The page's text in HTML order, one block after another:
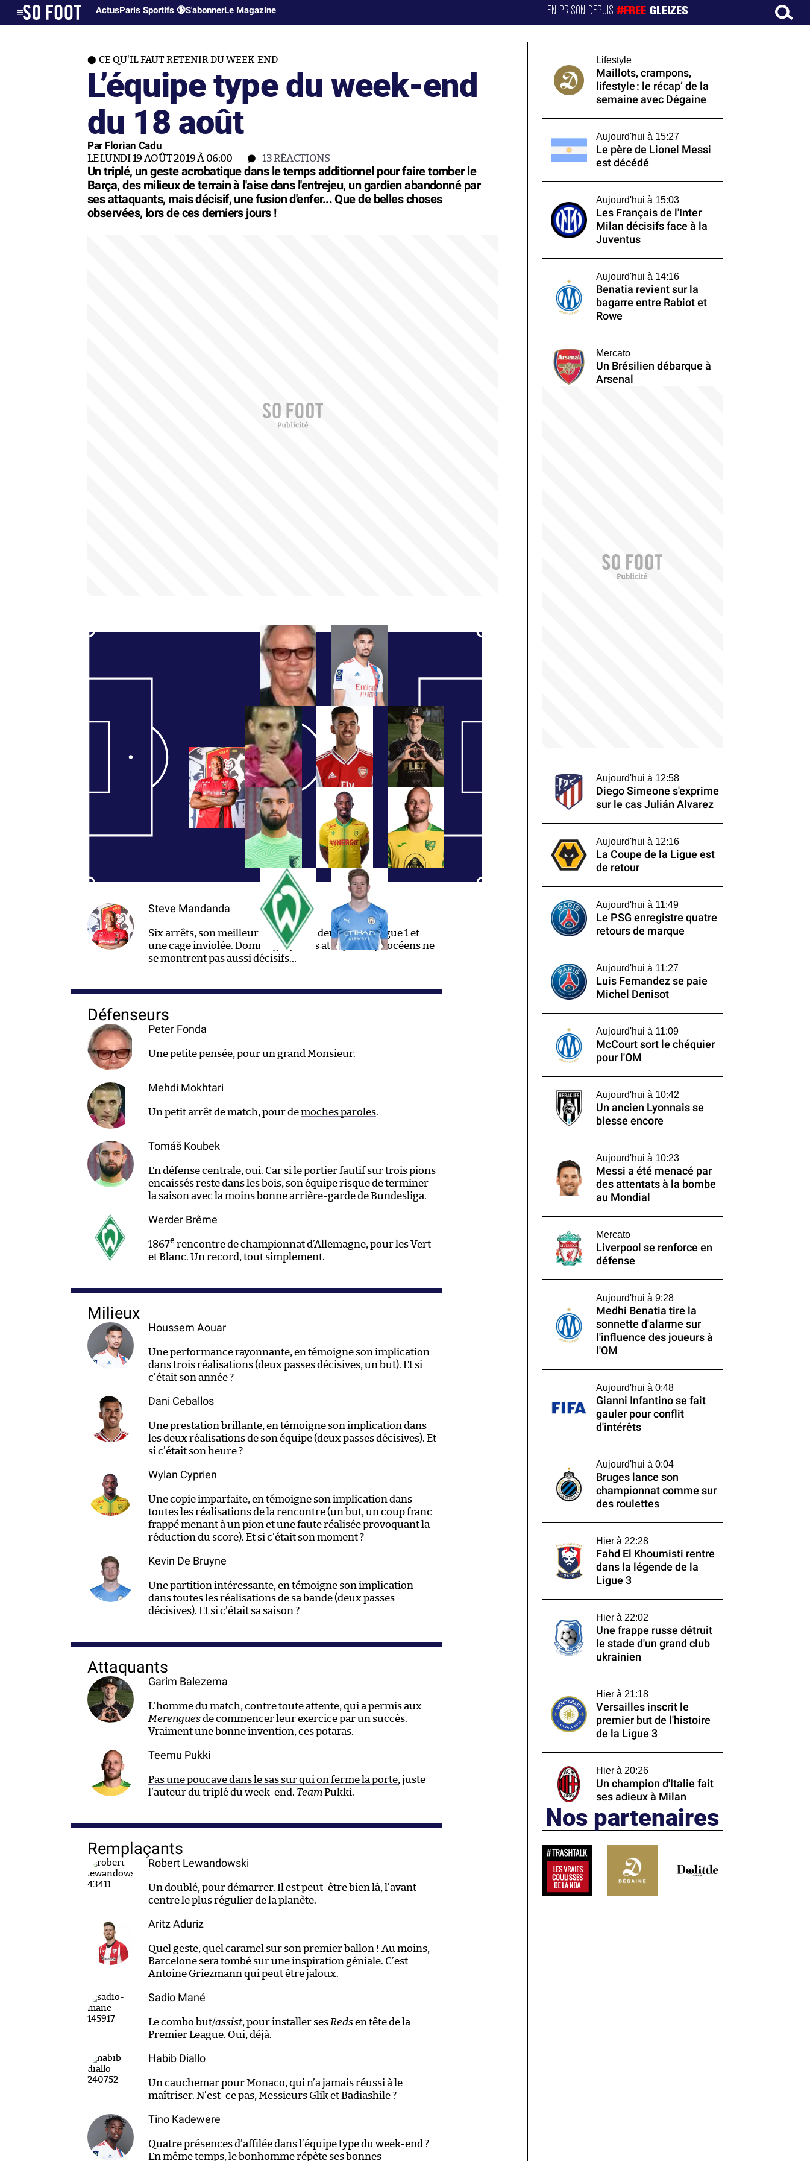
ActusParis Sportifs 🔞S'abonnerLe Magazine EN PRISON DEPUIS#FREE GLEIZES
CE QU'IL FAUT RETENIR DU WEEK-END
L’équipe type du week-end
du 18 août
Par Florian Cadu
LE LUNDI 19 AOÛT 2019 À 06:00 13RÉACTIONS
Un triplé, un geste acrobatique dans le temps additionnel pour faire tomber le
Barça, des milieux de terrain à l'aise dans l'entrejeu, un gardien abandonné par
ses attaquants, mais décisif, une fusion d'enfer... Que de belles choses
observées, lors de ces derniers jours !
Steve Mandanda
Six arrêts, son meilleur total depuis deux ans en Ligue 1 et
une cage inviolée. Dommage que les attaquants phocéens ne
se montrent pas aussi décisifs…
Défenseurs
Peter Fonda
Une petite pensée, pour un grand Monsieur.
Mehdi Mokhtari
Un petit arrêt de match, pour demoches paroles.
Tomáš Koubek
En défense centrale, oui. Car si le portier fautif sur trois pions
encaissés reste dans les bois, son équipe risque de terminer
la saison avec la moins bonne arrière-garde de Bundesliga.
Werder Brême
1867e rencontre de championnat d’Allemagne, pour les Vert
et Blanc. Un record, tout simplement.
Milieux
Houssem Aouar
Une performance rayonnante, en témoigne son implication
dans trois réalisations (deux passes décisives, un but). Et si
c’était son année ?
Dani Ceballos
Une prestation brillante, en témoigne son implication dans
les deux réalisations de son équipe (deux passes décisives). Et
si c’était son heure ?
Wylan Cyprien
Une copie imparfaite, en témoigne son implication dans
toutes les réalisations de la rencontre (un but, un coup franc
frappé menant à un pion et une faute réalisée provoquant la
réduction du score). Et si c’était son moment ?
Kevin De Bruyne
Une partition intéressante, en témoigne son implication
dans toutes les réalisations de sa bande (deux passes
décisives). Et si c’était sa saison ?
Attaquants
Garim Balezema
L’homme du match, contre toute attente, qui a permis aux
Merenguesde commencer leur exercice par un succès.
Vraiment une bonne invention, ces potaras.
Teemu Pukki
Pas une poucave dans le sas sur qui on ferme la porte, juste
l’auteur du triplé du week-end. TeamPukki.
Remplaçants
Robert Lewandowski
Un doublé, pour démarrer. Il est peut-être bien là, l’avant-
centre le plus régulier de la planète.
Aritz Aduriz
Quel geste, quel caramel sur son premier ballon ! Au moins,
Barcelone sera tombé sur une inspiration géniale. C’est
Antoine Griezmann qui peut être jaloux.
Sadio Mané
Le combo but/assist, pour installer ses Redsen tête de la
Premier League. Oui, déjà.
Habib Diallo
Un cauchemar pour Monaco, qui n’a jamais réussi à le
maîtriser. N’est-ce pas, Messieurs Glik et Badiashile ?
Tino Kadewere
Quatre présences d’affilée dans l’équipe type du week-end ?
En même temps, le bonhomme répète ses bonnes
Lifestyle
Maillots, crampons,
lifestyle : le récap’ de la
semaine avec Dégaine
Aujourd'hui à 15:27
Le père de Lionel Messi
est décédé
Aujourd'hui à 15:03
Les Français de l'Inter
Milan décisifs face à la
Juventus
Aujourd'hui à 14:16
Benatia revient sur la
bagarre entre Rabiot et
Rowe
Mercato
Un Brésilien débarque à
Arsenal
Aujourd'hui à 12:58
Diego Simeone s'exprime
sur le cas Julián Alvarez
Aujourd'hui à 12:16
La Coupe de la Ligue est
de retour
Aujourd'hui à 11:49
Le PSG enregistre quatre
retours de marque
Aujourd'hui à 11:27
Luis Fernandez se paie
Michel Denisot
Aujourd'hui à 11:09
McCourt sort le chéquier
pour l'OM
Aujourd'hui à 10:42
Un ancien Lyonnais se
blesse encore
Aujourd'hui à 10:23
Messi a été menacé par
des attentats à la bombe
au Mondial
Mercato
Liverpool se renforce en
défense
Aujourd'hui à 9:28
Medhi Benatia tire la
sonnette d'alarme sur
l'influence des joueurs à
l'OM
Aujourd'hui à 0:48
Gianni Infantino se fait
gauler pour conflit
d'intérêts
Aujourd'hui à 0:04
Bruges lance son
championnat comme sur
des roulettes
Hier à 22:28
Fahd El Khoumisti rentre
dans la légende de la
Ligue 3
Hier à 22:02
Une frappe russe détruit
le stade d'un grand club
ukrainien
Hier à 21:18
Versailles inscrit le
premier but de l'histoire
de la Ligue 3
Hier à 20:26
Un champion d'Italie fait
ses adieux à Milan
Nos partenaires